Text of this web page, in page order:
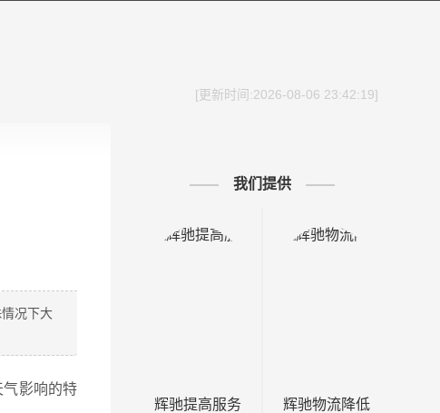
[更新时间:2026-08-06 23:42:19]
况下大
影响的特
我们提供
辉驰提高服务
辉驰物流降低